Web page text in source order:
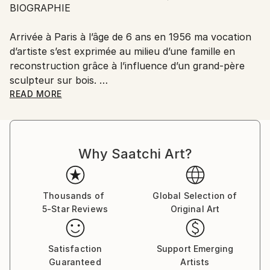
France.
BIOGRAPHIE
Arrivée à Paris à l’âge de 6 ans en 1956 ma vocation
d’artiste s’est exprimée au milieu d’une famille en
reconstruction grâce à l’influence d’un grand-père
sculpteur sur bois.
Enfant, j’enchaîne les ateliers créatifs et l’approche
mode et la création de vêtements.
Je suis passionnée par le dessin qui me relie au corps
et aux êtres de façon profonde.
En 1991 je crée des poupées de chiffons qui
remportent un grand succès.
Ma soif de découvertes s’exprime par de nombreux
voyages, avide de culture, je suis animée par une
READ MORE
Why Saatchi Art?
Thousands of
5-Star Reviews
Global Selection of
Original Art
Satisfaction
Guaranteed
Support Emerging
Artists